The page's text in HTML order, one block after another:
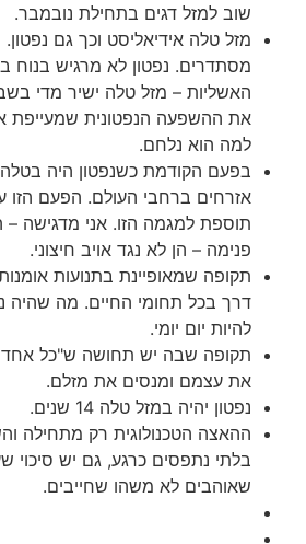
שוב למזל דגים בתחילת נובמבר.
מזל טלה אידיאליסט וכך גם
מסתדרים. נפטון לא מרגיש בנוח
האשליות – מזל טלה ישיר מדי
את ההשפעה הנפטונית שמעייפת
למה הוא נלחם.
בפעם הקודמת כשנפטון היה
אזרחים ברחבי העולם. הפעם הזו
תוספת למגמה הזו. אני מדגישה –
פנימה – הן לא נגד אויב חיצוני.
תקופה שמאופיינת בתנועות
דרך בכל תחומי החיים. מה שהיה
להיות יום יומי.
תקופה שבה יש תחושה ש"כל אחד
את עצמם ומנסים את מזלם.
נפטון יהיה במזל טלה 14 שנים.
ההאצה הטכנולוגית רק מתחילה
בלתי נתפסים כרגע, גם יש סיכוי
שאוהבים לא משהו שחייבים.